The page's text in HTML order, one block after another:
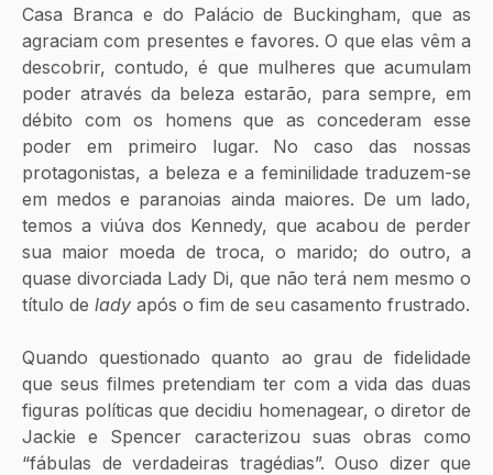
Casa Branca e do Palácio de Buckingham, que as
agraciam com presentes e favores. O que elas vêm a
descobrir, contudo, é que mulheres que acumulam
poder através da beleza estarão, para sempre, em
débito com os homens que as concederam esse
poder em primeiro lugar. No caso das nossas
protagonistas, a beleza e a feminilidade traduzem-se
em medos e paranoias ainda maiores. De um lado,
temos a viúva dos Kennedy, que acabou de perder
sua maior moeda de troca, o marido; do outro, a
quase divorciada Lady Di, que não terá nem mesmo o
título de lady após o fim de seu casamento frustrado.
Quando questionado quanto ao grau de fidelidade
que seus filmes pretendiam ter com a vida das duas
figuras políticas que decidiu homenagear, o diretor de
Jackie e Spencer caracterizou suas obras como
“fábulas de verdadeiras tragédias”. Ouso dizer que